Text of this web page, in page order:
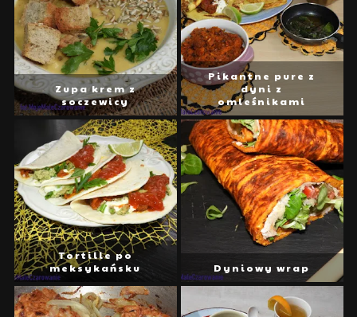
Zupa krem z
soczewicy
Pikantne pure z
dyni z
omleśnikami
Tortille po
meksykańsku
Dyniowy wrap